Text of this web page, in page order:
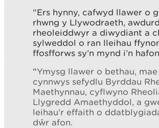
“Ers hynny, cafwyd llawer o
rhwng y Llywodraeth,
rheoleiddwyr a diwydiant a
sylweddol o ran lleihau
ffosfforws sy’n mynd i’n
“Ymysg llawer o bethau,
cynnwys sefydlu Byrddau
Maethynnau, cyflwyno
Llygredd Amaethyddol, a
leihau’r effaith o
dŵr afon.